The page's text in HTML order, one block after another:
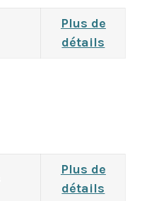
Plus de
détails
Plus de
détails